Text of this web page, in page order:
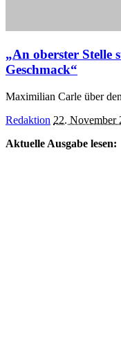
„An oberster Stelle
Geschmack“
Maximilian Carle über
Posted
Redaktion 22. November
Aktuelle Ausgabe lesen: